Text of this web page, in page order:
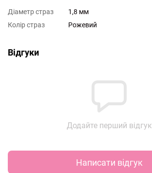
Діаметр страз
1,8 мм
Колір страз
Рожевий
Відгуки
Додайте перший відгук
Написати відгук